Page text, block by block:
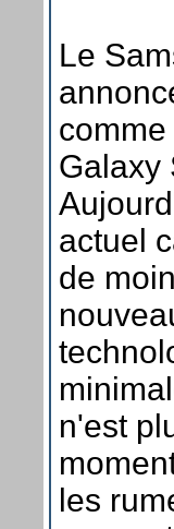
Le
Galaxy
actuel
de
n'est
les